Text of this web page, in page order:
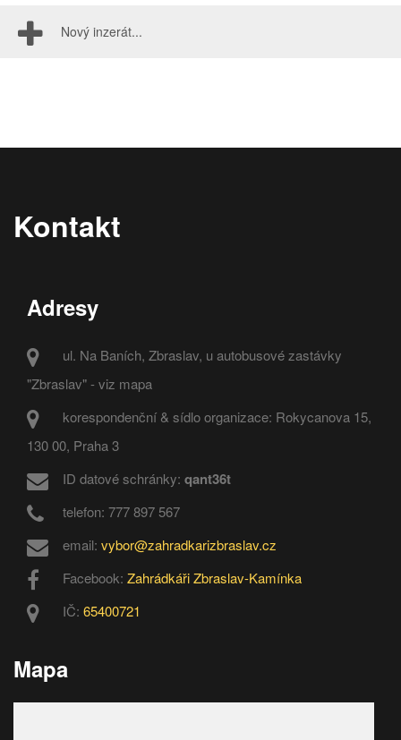
Nový inzerát...
Kontakt
Adresy
ul. Na Baních, Zbraslav, u autobusové zastávky
"Zbraslav" - viz mapa
korespondenční & sídlo organizace: Rokycanova 15,
130 00, Praha 3
ID datové schránky: qant36t
telefon: 777 897 567
email: vybor@zahradkarizbraslav.cz
Facebook: Zahrádkáři Zbraslav-Kamínka
IČ: 65400721
Mapa